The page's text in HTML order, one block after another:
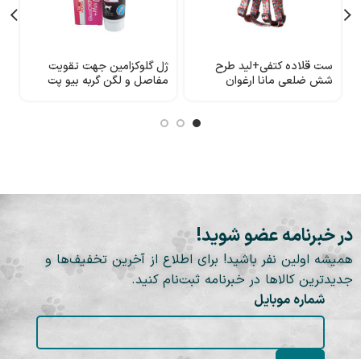
ست قلاده کتفی+لید طرح
شش ضلعی مانا ارغوان
ژل گلوکزامین جهت تقویت
مفاصل و لگن گربه بیو پت
در خبرنامه عضو شوید!
همیشه اولین نفر باشید! برای اطلاع از آخرین تخفیف‌ها و
جدیدترین کالاها در خبرنامه ثبت‌نام کنید.
شماره موبایل